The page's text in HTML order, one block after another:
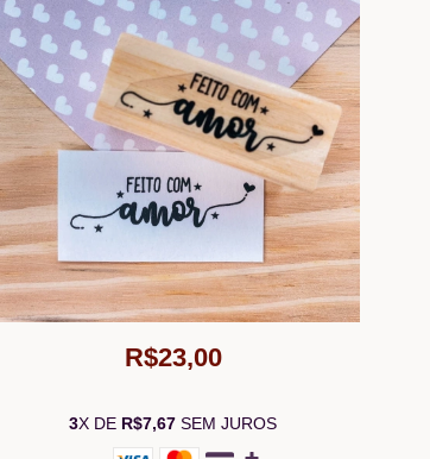
R$23,00
3X DE R$7,67 SEM JUROS